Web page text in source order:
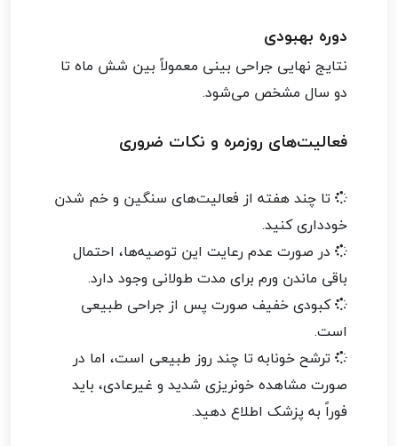
دوره بهبودی
نتایج نهایی جراحی بینی معمولاً بین شش ماه تا
دو سال مشخص می‌شود.
فعالیت‌های روزمره و نکات ضروری
تا چند هفته از فعالیت‌های سنگین و خم شدن
خودداری کنید.
در صورت عدم رعایت این توصیه‌ها، احتمال
باقی ماندن ورم برای مدت طولانی وجود دارد.
کبودی خفیف صورت پس از جراحی طبیعی
است.
ترشح خونابه تا چند روز طبیعی است، اما در
صورت مشاهده خونریزی شدید و غیرعادی، باید
فوراً به پزشک اطلاع دهید.